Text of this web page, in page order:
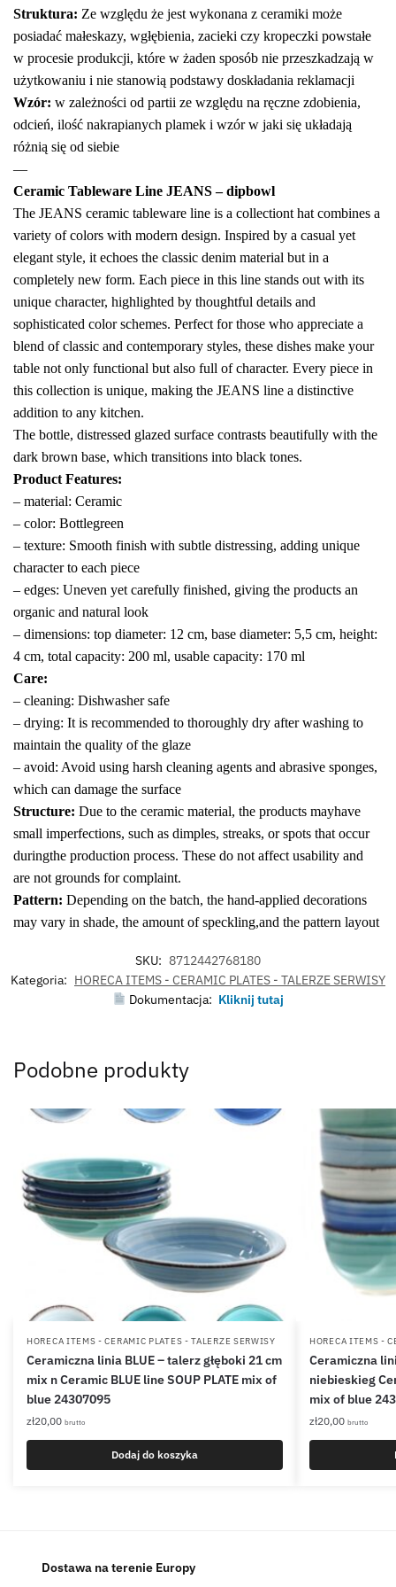
Struktura: Ze względu że jest wykonana z ceramiki może
posiadać małeskazy, wgłębienia, zacieki czy kropeczki powstałe
w procesie produkcji, które w żaden sposób nie przeszkadzają w
użytkowaniu i nie stanowią podstawy doskładania reklamacji
Wzór: w zależności od partii ze względu na ręczne zdobienia,
odcień, ilość nakrapianych plamek i wzór w jaki się układają
różnią się od siebie
—
Ceramic Tableware Line JEANS – dipbowl
The JEANS ceramic tableware line is a collectiont hat combines a
variety of colors with modern design. Inspired by a casual yet
elegant style, it echoes the classic denim material but in a
completely new form. Each piece in this line stands out with its
unique character, highlighted by thoughtful details and
sophisticated color schemes. Perfect for those who appreciate a
blend of classic and contemporary styles, these dishes make your
table not only functional but also full of character. Every piece in
this collection is unique, making the JEANS line a distinctive
addition to any kitchen.
The bottle, distressed glazed surface contrasts beautifully with the
dark brown base, which transitions into black tones.
Product Features:
– material: Ceramic
– color: Bottlegreen
– texture: Smooth finish with subtle distressing, adding unique
character to each piece
– edges: Uneven yet carefully finished, giving the products an
organic and natural look
– dimensions: top diameter: 12 cm, base diameter: 5,5 cm, height:
4 cm, total capacity: 200 ml, usable capacity: 170 ml
Care:
– cleaning: Dishwasher safe
– drying: It is recommended to thoroughly dry after washing to
maintain the quality of the glaze
– avoid: Avoid using harsh cleaning agents and abrasive sponges,
which can damage the surface
Structure: Due to the ceramic material, the products mayhave
small imperfections, such as dimples, streaks, or spots that occur
duringthe production process. These do not affect usability and
are not grounds for complaint.
Pattern: Depending on the batch, the hand-applied decorations
may vary in shade, the amount of speckling,and the pattern layout
SKU: 8712442768180
Kategoria: HORECA ITEMS - CERAMIC PLATES - TALERZE SERWISY
Dokumentacja: Kliknij tutaj
Podobne produkty
HORECA ITEMS - CERAMIC PLATES - TALERZE SERWISY
Ceramiczna linia BLUE – talerz głęboki 21 cm
mix n Ceramic BLUE line SOUP PLATE mix of
blue 24307095
zł20,00 brutto
Dodaj do koszyka
HORECA ITEMS -
Ceramiczna
niebieskieg
mix of blue
zł20,00 brutto
Dostawa na terenie Europy